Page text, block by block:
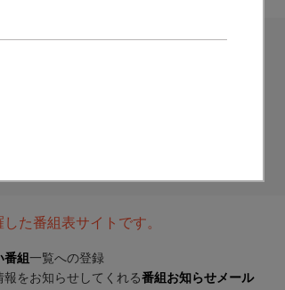
た番組表サイトです。
番組 一覧への登録
をお知らせしてくれる番組お知らせメール